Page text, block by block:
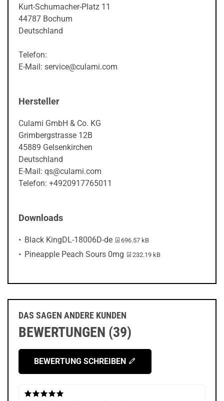
Kurt-Schumacher-Platz 11
44787 Bochum
Deutschland
Telefon:
E-Mail: service@culami.com
Hersteller
Culami GmbH & Co. KG
Grimbergstrasse 12B
45889 Gelsenkirchen
Deutschland
E-Mail: qs@culami.com
Telefon: +4920917765011
Downloads
Black KingDL-18006D-de PDF-Datei:
696.57 kB
Pineapple Peach Sours 0mg PDF-Datei:
232.19 kB
DAS SAGEN ANDERE KUNDEN
BEWERTUNGEN (39)
BEWERTUNG SCHREIBEN